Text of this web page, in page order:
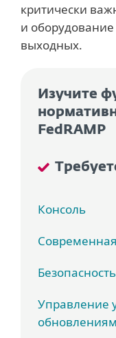
критически
и оборудование
выходных.
Изучите
FedRAMP
Консоль
Управление